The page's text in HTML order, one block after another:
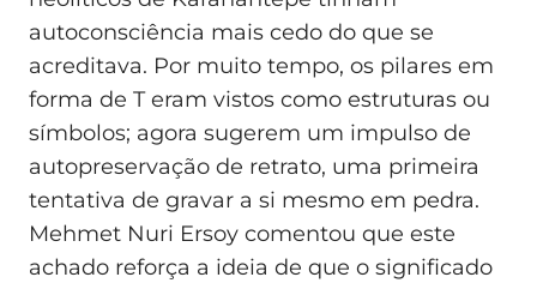
autoconsciência mais cedo do que se
acreditava. Por muito tempo, os pilares em
forma de T eram vistos como estruturas ou
símbolos; agora sugerem um impulso de
autopreservação de retrato, uma primeira
tentativa de gravar a si mesmo em pedra.
Mehmet Nuri Ersoy comentou que este
achado reforça a ideia de que o significado